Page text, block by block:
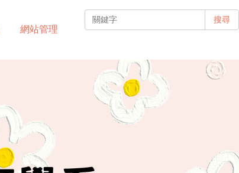
搜尋
網站管理